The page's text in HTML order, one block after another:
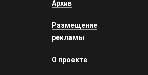
Архив
Размещение
рекламы
О проекте